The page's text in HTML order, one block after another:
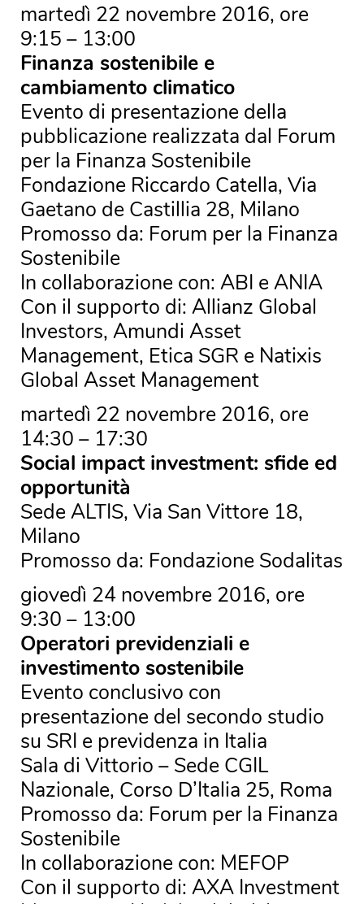
martedì 22 novembre 2016, ore
9:15 – 13:00
Finanza sostenibile e
cambiamento climatico
Evento di presentazione della
pubblicazione realizzata dal Forum
per la Finanza Sostenibile
Fondazione Riccardo Catella, Via
Gaetano de Castillia 28, Milano
Promosso da: Forum per la Finanza
Sostenibile
In collaborazione con: ABI e ANIA
Con il supporto di: Allianz Global
Investors, Amundi Asset
Management, Etica SGR e Natixis
Global Asset Management
martedì 22 novembre 2016, ore
14:30 – 17:30
Social impact investment: sfide ed
opportunità
Sede ALTIS, Via San Vittore 18,
Milano
Promosso da: Fondazione Sodalitas
giovedì 24 novembre 2016, ore
9:30 – 13:00
Operatori previdenziali e
investimento sostenibile
Evento conclusivo con
presentazione del secondo studio
su SRI e previdenza in Italia
Sala di Vittorio – Sede CGIL
Nazionale, Corso D’Italia 25, Roma
Promosso da: Forum per la Finanza
Sostenibile
In collaborazione con: MEFOP
Con il supporto di: AXA Investment